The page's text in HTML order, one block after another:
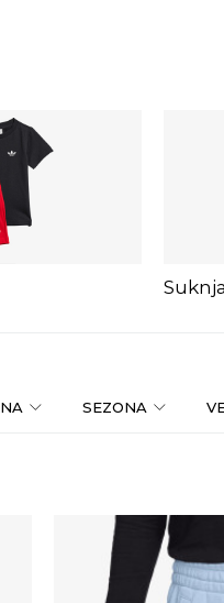
Suknja
SEZONA